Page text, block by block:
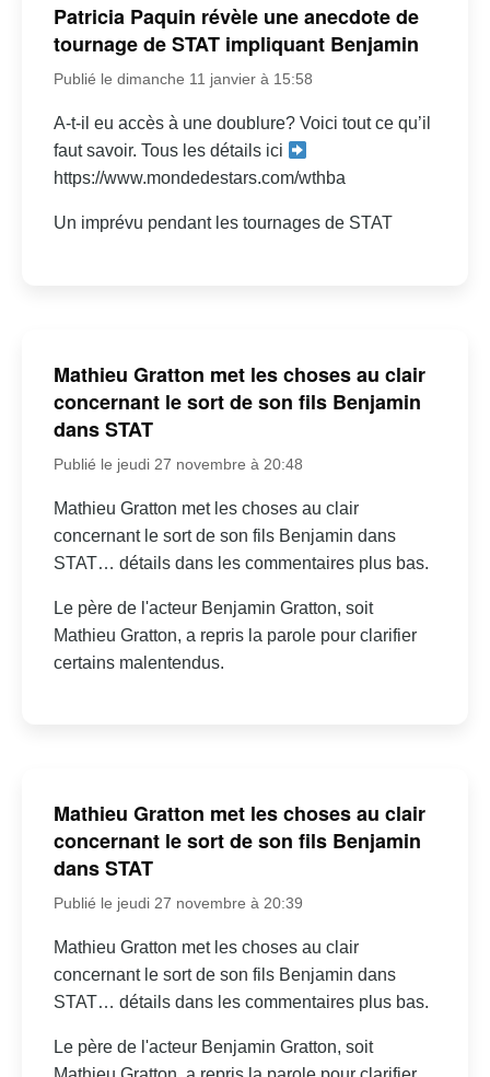
Patricia Paquin révèle une anecdote de
tournage de STAT impliquant Benjamin
Publié le dimanche 11 janvier à 15:58
A-t-il eu accès à une doublure? Voici tout ce qu’il
faut savoir. Tous les détails ici
https://www.mondedestars.com/wthba
Un imprévu pendant les tournages de STAT
Mathieu Gratton met les choses au clair
concernant le sort de son fils Benjamin
dans STAT
Publié le jeudi 27 novembre à 20:48
Mathieu Gratton met les choses au clair
concernant le sort de son fils Benjamin dans
STAT… détails dans les commentaires plus bas.
Le père de l'acteur Benjamin Gratton, soit
Mathieu Gratton, a repris la parole pour clarifier
certains malentendus.
Mathieu Gratton met les choses au clair
concernant le sort de son fils Benjamin
dans STAT
Publié le jeudi 27 novembre à 20:39
Mathieu Gratton met les choses au clair
concernant le sort de son fils Benjamin dans
STAT… détails dans les commentaires plus bas.
Le père de l'acteur Benjamin Gratton, soit